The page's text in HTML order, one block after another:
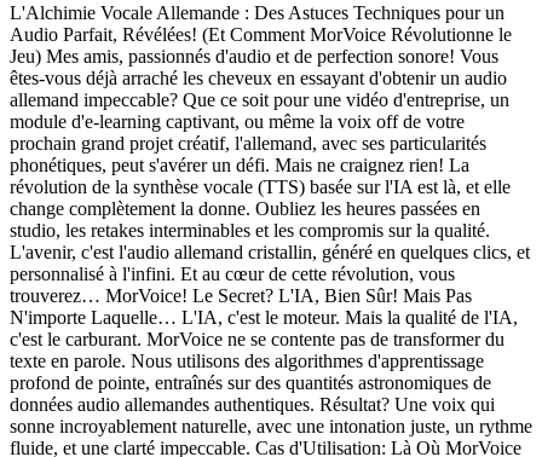
L'Alchimie Vocale Allemande : Des Astuces Techniques pour un
Audio Parfait, Révélées! (Et Comment MorVoice Révolutionne le
Jeu) Mes amis, passionnés d'audio et de perfection sonore! Vous
êtes-vous déjà arraché les cheveux en essayant d'obtenir un audio
allemand impeccable? Que ce soit pour une vidéo d'entreprise, un
module d'e-learning captivant, ou même la voix off de votre
prochain grand projet créatif, l'allemand, avec ses particularités
phonétiques, peut s'avérer un défi. Mais ne craignez rien! La
révolution de la synthèse vocale (TTS) basée sur l'IA est là, et elle
change complètement la donne. Oubliez les heures passées en
studio, les retakes interminables et les compromis sur la qualité.
L'avenir, c'est l'audio allemand cristallin, généré en quelques clics, et
personnalisé à l'infini. Et au cœur de cette révolution, vous
trouverez… MorVoice! Le Secret? L'IA, Bien Sûr! Mais Pas
N'importe Laquelle… L'IA, c'est le moteur. Mais la qualité de l'IA,
c'est le carburant. MorVoice ne se contente pas de transformer du
texte en parole. Nous utilisons des algorithmes d'apprentissage
profond de pointe, entraînés sur des quantités astronomiques de
données audio allemandes authentiques. Résultat? Une voix qui
sonne incroyablement naturelle, avec une intonation juste, un rythme
fluide, et une clarté impeccable. Cas d'Utilisation: Là Où MorVoice